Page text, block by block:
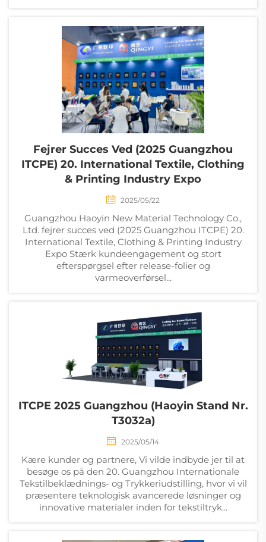
Fejrer Succes Ved (2025 Guangzhou
ITCPE) 20. International Textile, Clothing
& Printing Industry Expo
2025/05/22
Guangzhou Haoyin New Material Technology Co.,
Ltd. fejrer succes ved (2025 Guangzhou ITCPE) 20.
International Textile, Clothing & Printing Industry
Expo Stærk kundeengagement og stort
efterspørgsel efter release-folier og
varmeoverførsel...
ITCPE 2025 Guangzhou (Haoyin Stand Nr.
T3032a)
2025/05/14
Kære kunder og partnere, Vi vilde indbyde jer til at
besøge os på den 20. Guangzhou Internationale
Tekstilbeklædnings- og Trykkeriudstilling, hvor vi vil
præsentere teknologisk avancerede løsninger og
innovative materialer inden for tekstiltryk...